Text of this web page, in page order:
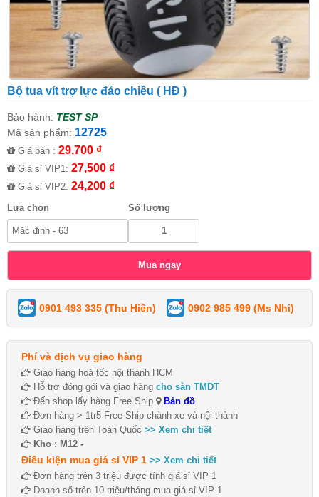
Bộ tua vít trợ lực đảo chiều ( HĐ )
Bảo hành: TEST SP
Mã sản phẩm: 12725
Giá bán : 29,700 ₫
Giá sỉ VIP1: 27,500 ₫
Giá sỉ VIP2: 24,200 ₫
Lựa chọn Số lượng
0901 493 335 (Thu Hiền) 0902 985 499 (Ms Nhi)
Phí và dịch vụ giao hàng
Giao hàng hoả tốc nội thành HCM
Hỗ trợ đóng gói và giao hàng cho sàn TMDT
Đến shop lấy hàng Free Ship
Bản đồ
Đơn hàng > 1tr5 Free Ship chành xe và nội thành
Giao hàng trên Toàn Quốc >> Xem chi tiết
Kho : M12 -
Điều kiện mua giá sỉ VIP 1 >> Xem chi tiết
Đơn hàng trên 3 triệu được tính giá sỉ VIP 1
Doanh số trên 10 triệu/tháng mua giá sỉ VIP 1